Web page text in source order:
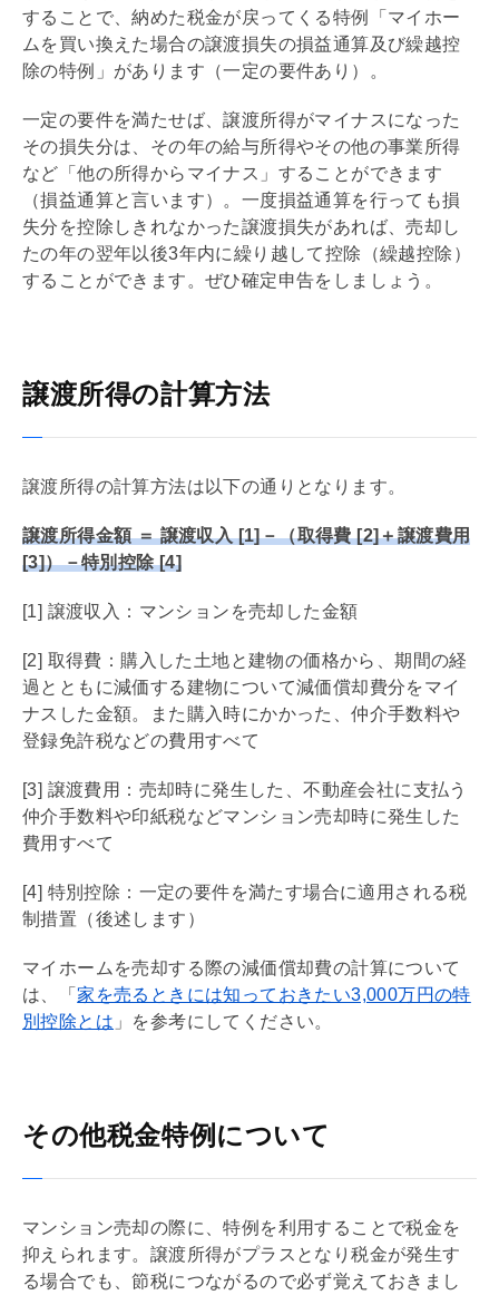
することで、納めた税金が戻ってくる特例「マイホー
ムを買い換えた場合の譲渡損失の損益通算及び繰越控
除の特例」があります（一定の要件あり）。
一定の要件を満たせば、譲渡所得がマイナスになった
その損失分は、その年の給与所得やその他の事業所得
など「他の所得からマイナス」することができます
（損益通算と言います）。一度損益通算を行っても損
失分を控除しきれなかった譲渡損失があれば、売却し
たの年の翌年以後3年内に繰り越して控除（繰越控除）
することができます。ぜひ確定申告をしましょう。
譲渡所得の計算方法
譲渡所得の計算方法は以下の通りとなります。
譲渡所得金額 ＝ 譲渡収入 [1]－（取得費 [2]＋譲渡費用
[3]）－特別控除 [4]
[1] 譲渡収入：マンションを売却した金額
[2] 取得費：購入した土地と建物の価格から、期間の経
過とともに減価する建物について減価償却費分をマイ
ナスした金額。また購入時にかかった、仲介手数料や
登録免許税などの費用すべて
[3] 譲渡費用：売却時に発生した、不動産会社に支払う
仲介手数料や印紙税などマンション売却時に発生した
費用すべて
[4] 特別控除：一定の要件を満たす場合に適用される税
制措置（後述します）
マイホームを売却する際の減価償却費の計算について
は、「家を売るときには知っておきたい3,000万円の特
別控除とは 」を参考にしてください。
その他税金特例について
マンション売却の際に、特例を利用することで税金を
抑えられます。譲渡所得がプラスとなり税金が発生す
る場合でも、節税につながるので必ず覚えておきまし